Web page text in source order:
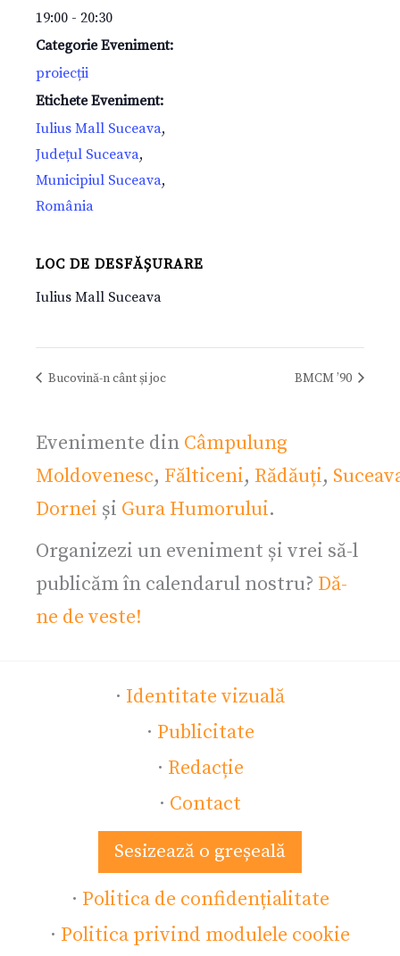
19:00 - 20:30
Categorie Eveniment:
proiecții
Etichete Eveniment:
Iulius Mall Suceava,
Județul Suceava,
Municipiul Suceava,
România
LOC DE DESFĂȘURARE
Iulius Mall Suceava
Bucovină-n cânt și joc BMCM ’90
Evenimente din Câmpulung
Moldovenesc, Fălticeni, Rădăuți,
Dornei și Gura Humorului.
Organizezi un eveniment și vrei să-l
publicăm în calendarul nostru? Dă-
ne de veste!
· Identitate vizuală
· Publicitate
· Redacție
· Contact
Sesizează o greșeală
· Politica de confidențialitate
· Politica privind modulele cookie